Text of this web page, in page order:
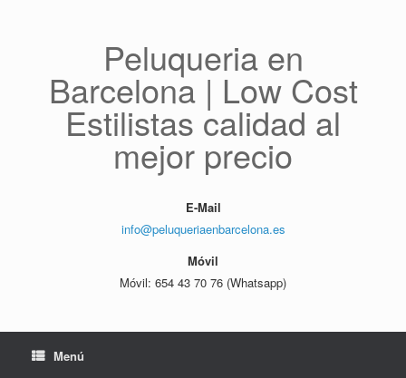
Peluqueria en
Barcelona | Low Cost
Estilistas calidad al
mejor precio
E-Mail
info@peluqueriaenbarcelona.es
Móvil
Móvil: 654 43 70 76 (Whatsapp)
Menú